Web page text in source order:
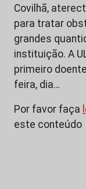
Covilhã,
para tratar
grandes
instituição. A
primeiro
feira, dia…
Por favor faça
este conteúdo